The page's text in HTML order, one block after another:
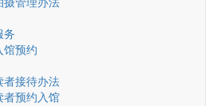
务
馆预约
者接待办法
者预约入馆